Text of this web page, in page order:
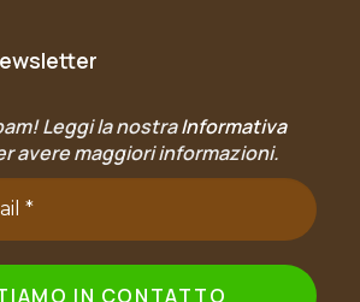
Leggi la nostraInformativa
avere maggiori informazioni.